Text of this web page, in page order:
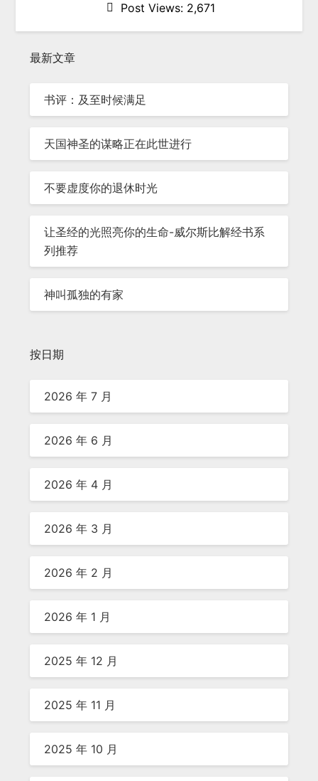
Post Views: 2,671
最新文章
书评：及至时候满足
天国神圣的谋略正在此世进行
不要虚度你的退休时光
让圣经的光照亮你的生命-威尔斯比解经书系
列推荐
神叫孤独的有家
按日期
2026 年 7 月
2026 年 6 月
2026 年 4 月
2026 年 3 月
2026 年 2 月
2026 年 1 月
2025 年 12 月
2025 年 11 月
2025 年 10 月